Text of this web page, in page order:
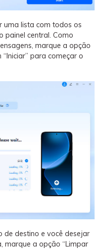
uma lista com todos os
painel central. Como
marque a opção
“Iniciar” para começar o
de destino e você desejar
marque a opção “Limpar